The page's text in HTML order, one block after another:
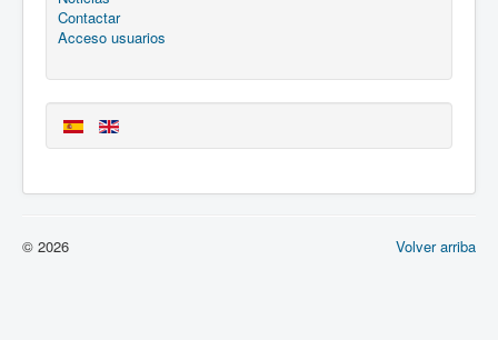
Contactar
Acceso usuarios
Volver arriba
© 2026